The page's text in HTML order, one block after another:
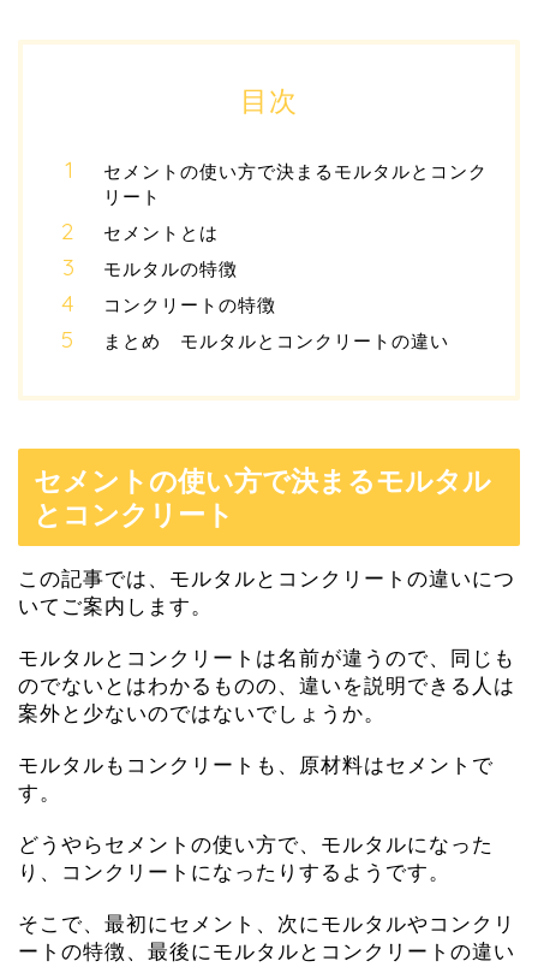
目次
セメントの使い方で決まるモルタルとコンク
リート
セメントとは
モルタルの特徴
コンクリートの特徴
まとめ モルタルとコンクリートの違い
セメントの使い方で決まるモルタル
とコンクリート
この記事では、モルタルとコンクリートの違いにつ
いてご案内します。
モルタルとコンクリートは名前が違うので、同じも
のでないとはわかるものの、違いを説明できる人は
案外と少ないのではないでしょうか。
モルタルもコンクリートも、原材料はセメントで
す。
どうやらセメントの使い方で、モルタルになった
り、コンクリートになったりするようです。
そこで、最初にセメント、次にモルタルやコンクリ
ートの特徴、最後にモルタルとコンクリートの違い